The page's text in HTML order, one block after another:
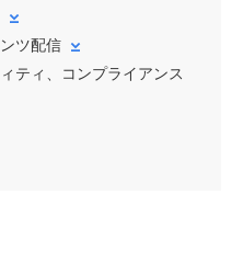
ツ配信
ティ、コンプライアンス